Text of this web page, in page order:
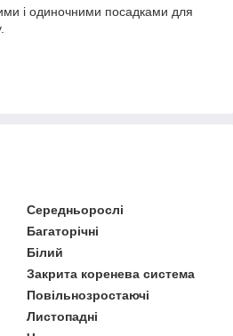
і одиночними посадками для
Середньорослі
Багаторічні
Білий
Закрита коренева система
Повільнозростаючі
Листопадні